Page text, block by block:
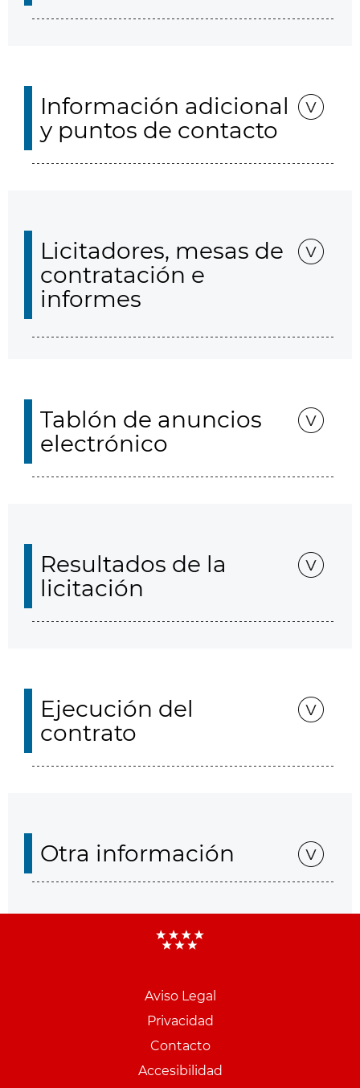
Información adicional
y puntos de contacto
Licitadores, mesas de
contratación e
informes
Tablón de anuncios
electrónico
Resultados de la
licitación
Ejecución del
contrato
Otra información
Aviso Legal
Privacidad
Contacto
Accesibilidad